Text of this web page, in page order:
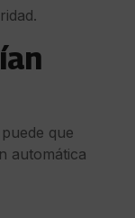
que
automática